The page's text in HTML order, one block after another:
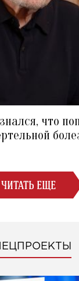
что
ЧИТАТЬ ЕЩЕ